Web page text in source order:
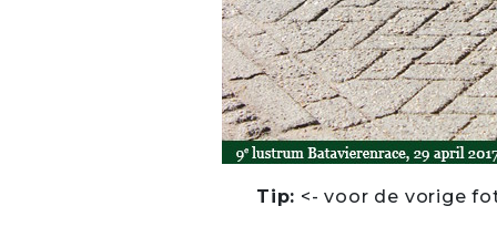
Tip: <- voor de vorige